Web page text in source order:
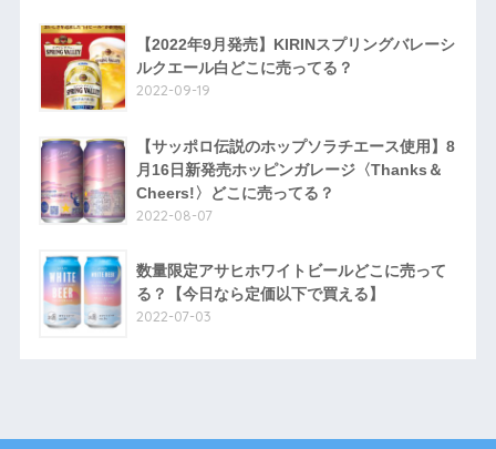
【2022年9月発売】KIRINスプリングバレーシ
ルクエール白どこに売ってる？
2022-09-19
【サッポロ伝説のホップソラチエース使用】8
月16日新発売ホッピンガレージ〈Thanks＆
Cheers!〉どこに売ってる？
2022-08-07
数量限定アサヒホワイトビールどこに売って
る？【今日なら定価以下で買える】
2022-07-03